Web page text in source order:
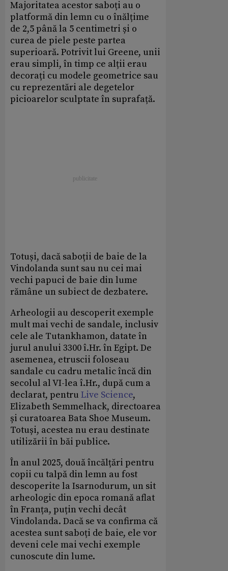
Majoritatea acestor saboți au o
platformă din lemn cu o înălțime
de 2,5 până la 5 centimetri și o
curea de piele peste partea
superioară. Potrivit lui Greene, unii
erau simpli, în timp ce alții erau
decorați cu modele geometrice sau
cu reprezentări ale degetelor
picioarelor sculptate în suprafață.
Totuși, dacă saboții de baie de la
Vindolanda sunt sau nu cei mai
vechi papuci de baie din lume
rămâne un subiect de dezbatere.
Arheologii au descoperit exemple
mult mai vechi de sandale, inclusiv
cele ale Tutankhamon, datate în
jurul anului 3300 î.Hr. în Egipt. De
asemenea, etruscii foloseau
sandale cu cadru metalic încă din
secolul al VI-lea î.Hr., după cum a
declarat, pentru Live Science,
Elizabeth Semmelhack, directoarea
și curatoarea Bata Shoe Museum.
Totuși, acestea nu erau destinate
utilizării în băi publice.
În anul 2025, două încălțări pentru
copii cu talpă din lemn au fost
descoperite la Isarnodurum, un sit
arheologic din epoca romană aflat
în Franța, puțin vechi decât
Vindolanda. Dacă se va confirma că
acestea sunt saboți de baie, ele vor
deveni cele mai vechi exemple
cunoscute din lume.